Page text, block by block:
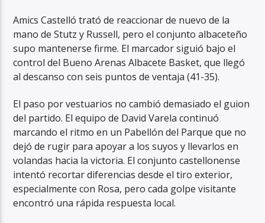
Amics Castelló trató de reaccionar de nuevo de la
mano de Stutz y Russell, pero el conjunto albaceteño
supo mantenerse firme. El marcador siguió bajo el
control del Bueno Arenas Albacete Basket, que llegó
al descanso con seis puntos de ventaja (41-35).
El paso por vestuarios no cambió demasiado el guion
del partido. El equipo de David Varela continuó
marcando el ritmo en un Pabellón del Parque que no
dejó de rugir para apoyar a los suyos y llevarlos en
volandas hacia la victoria. El conjunto castellonense
intentó recortar diferencias desde el tiro exterior,
especialmente con Rosa, pero cada golpe visitante
encontró una rápida respuesta local.